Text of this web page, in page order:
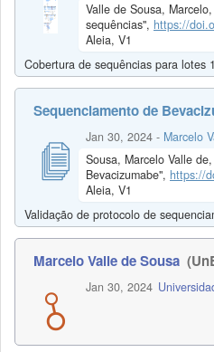
Valle de Sousa,
sequências", https://
Aleia, V1
Cobertura de sequências para lotes
Sequenciamento de
Jan 30, 2024 - Marcelo
Sousa, Marcelo Valle
Bevacizumabe", https://
Aleia, V1
Validação de protocolo de
Marcelo Valle de Sousa
Jan 30, 2024